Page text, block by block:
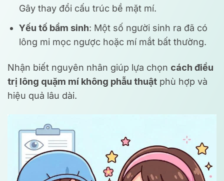
Gây thay đổi cấu trúc bề mặt mí.
Yếu tố bẩm sinh: Một số người sinh ra đã có
lông mi mọc ngược hoặc mí mắt bất thường.
Nhận biết nguyên nhân giúp lựa chọn cách điều
trị lông quặm mí không phẫu thuật phù hợp và
hiệu quả lâu dài.